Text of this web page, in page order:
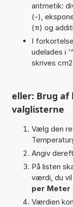
aritmetik:
(-),
(π) og
I
udelades i
skrives
eller: Brug af
valglisterne
Vælg den
Angiv
På listen
værdi, du
per Meter
Værdien